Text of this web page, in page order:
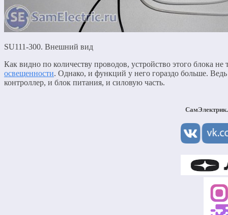
SU111-300. Внешний вид
Как видно по количеству проводов, устройство этого блока
освещенности. Однако, и функций у него гораздо больше.
контроллер, и блок питания, и силовую часть.